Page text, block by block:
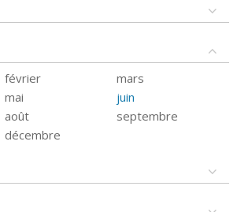
février
mars
mai
juin
août
septembre
décembre